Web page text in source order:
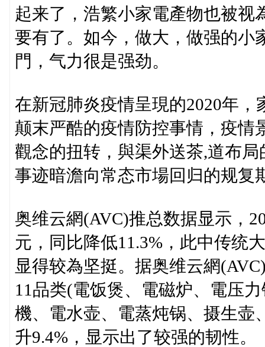
起来了，浩繁小家電產物也被视
要有了。如今，做大，做强的小
門，气力很是强劲。
在新冠肺炎疫情呈現的2020年
颠末严酷的疫情防控事情，疫情
觀念的扭转，與渠外送茶,道布
事迹暗澹向常态市場回归的规复
奥维云網(AVC)推总数据显示，
元，同比降低11.3%，此中传统
显得较為坚挺。据奥维云網
11品类(電饭煲、電磁炉、電压
機、電水壶、電蒸炖锅、摄生壶
升9.4%，显示出了较强的韧性。